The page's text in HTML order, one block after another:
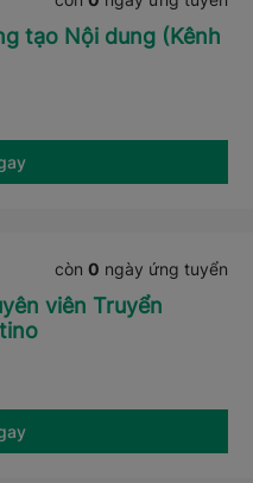
tạo Nội dung (Kênh
còn 0 ngày ứng tuyển
viên Truyển